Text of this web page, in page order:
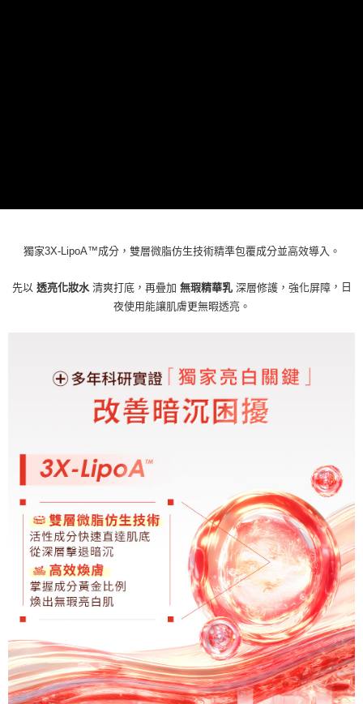
獨家3X‑LipoA™成分，雙層微脂仿生技術精準包覆成分並高效導入。
先以 透亮化妝水清爽打底， 再疊加 無瑕精華乳深層修護，強化屏障，日
夜使用能讓肌膚更無暇透亮。